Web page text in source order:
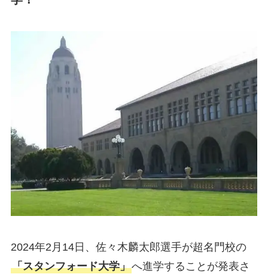
2024年2月14日、佐々木麟太郎選手が超名門校の
「スタンフォード大学」へ進学することが発表さ